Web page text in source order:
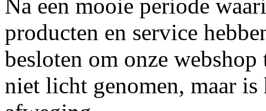
Na een mooie periode
producten en service
besloten om onze
niet licht genomen, maar